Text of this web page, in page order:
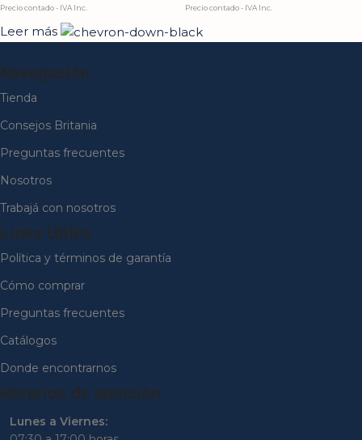
Precio contado - IVA Inc. Precio contado - IVA Inc.
Leer más
Navegación
Tienda
Consejos Britania
Preguntas frecuentes
Nosotros
Trabajá con nosotros
Links Útiles
Política y términos de garantía
Cómo comprar
Preguntas frecuentes
Catálogos
Donde encontrarnos
Horarios de atención
Lunes a Viernes: